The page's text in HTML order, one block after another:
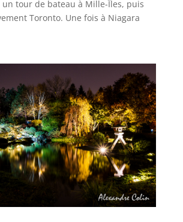
tour de bateau à Mille-Îles, puis
Toronto. Une fois à Niagara